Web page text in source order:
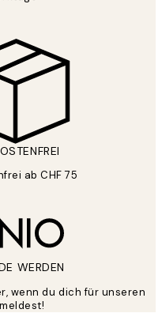
ab CHF 75
WERDEN
wenn du dich für unseren